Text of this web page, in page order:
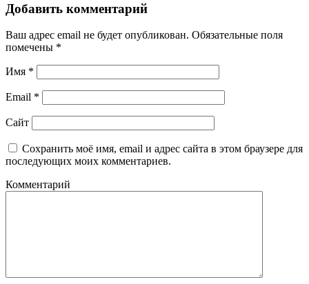
Добавить комментарий
Ваш адрес email не будет опубликован. Обязательные поля
помечены *
Имя *
Email *
Сайт
Сохранить моё имя, email и адрес сайта в этом браузере для
последующих моих комментариев.
Комментарий